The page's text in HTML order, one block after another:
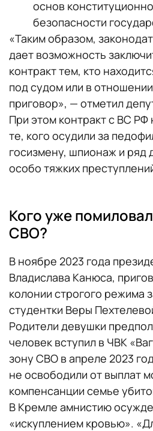
основ
безопасности
«Таким образом,
дает возможность
контракт тем, кто
под судом или в
приговор», — отметил
При этом контракт с ВС РФ
те, кого осудили за
госизмену, шпионаж и ряд
особо тяжких
Кого уже
СВО?
В ноябре 2023 года
Владислава Канюса,
колонии строгого режима
студентки Веры
Родители девушки
человек вступил в ЧВК
зону СВО в апреле 2023
не освободили от выплат
компенсанции семье
В Кремле амнистию
«искуплением кровью».